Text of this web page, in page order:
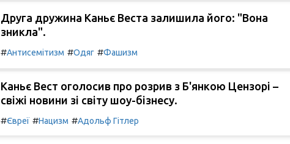
Друга дружина Каньє Веста залишила його: "Вона
зникла".
#Антисемітизм #Одяг #Фашизм
Каньє Вест оголосив про розрив з Б'янкою Цензорі –
свіжі новини зі світу шоу-бізнесу.
#Євреї #Нацизм #Адольф Гітлер